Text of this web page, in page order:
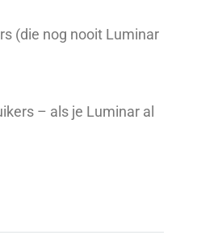
(die nog nooit Luminar
– als je Luminar al